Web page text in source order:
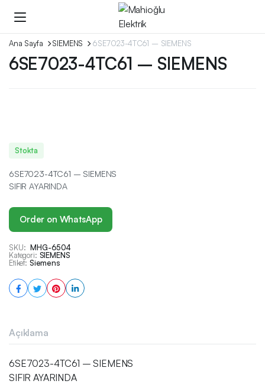
Ana Sayfa SIEMENS 6SE7023-4TC61 – SIEMENS
6SE7023-4TC61 – SIEMENS
Stokta
6SE7023-4TC61 – SIEMENS
SIFIR AYARINDA
Order on WhatsApp
SKU: MHG-6504
Kategori: SIEMENS
Etiket: Siemens
Açıklama
6SE7023-4TC61 – SIEMENS
SIFIR AYARINDA